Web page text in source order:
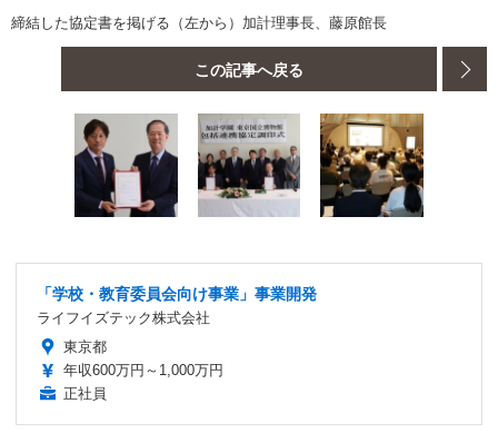
締結した協定書を掲げる（左から）加計理事長、藤原館長
この記事へ戻る
「学校・教育委員会向け事業」事業開発
ライフイズテック株式会社
東京都
年収600万円～1,000万円
正社員